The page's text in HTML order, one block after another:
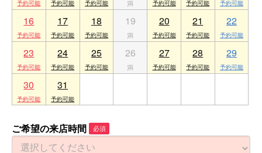
16 17 18 19 20 21 22
23 24 25 26 27 28 29
30 31
ご希望の来店時間 必須